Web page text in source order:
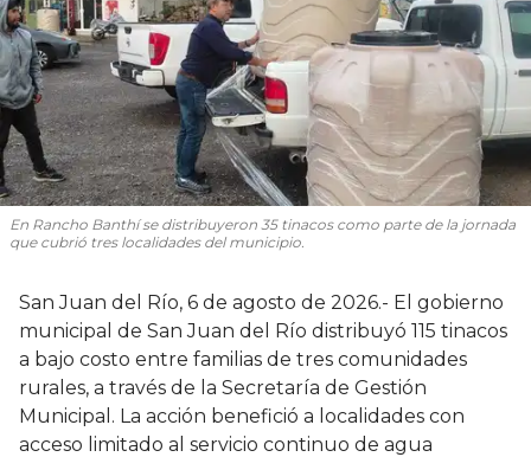
En Rancho Banthí se distribuyeron 35 tinacos como parte de la jornada
que cubrió tres localidades del municipio.
San Juan del Río, 6 de agosto de 2026.- El gobierno
municipal de San Juan del Río distribuyó 115 tinacos
a bajo costo entre familias de tres comunidades
rurales, a través de la Secretaría de Gestión
Municipal. La acción benefició a localidades con
acceso limitado al servicio continuo de agua